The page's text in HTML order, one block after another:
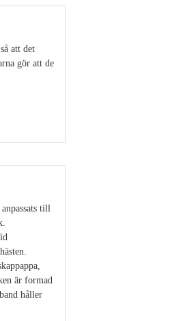
att det
gör att de
till
är formad
håller